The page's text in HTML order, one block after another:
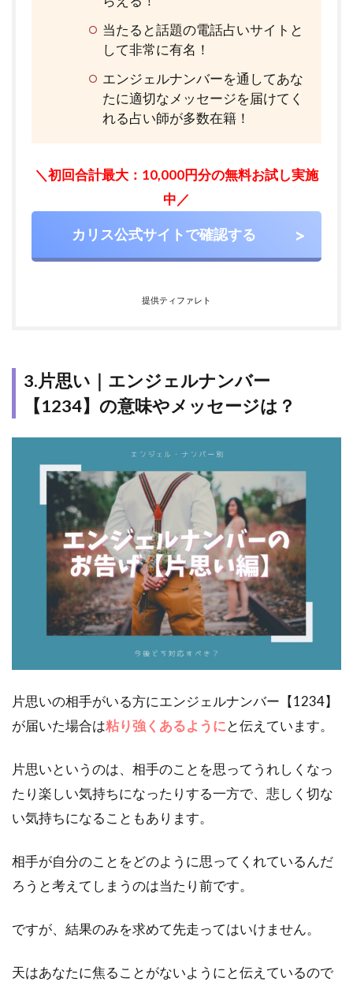
当たると話題の電話占いサイトと
して非常に有名！
エンジェルナンバーを通してあな
たに適切なメッセージを届けてく
れる占い師が多数在籍！
＼初回合計最大：10,000円分の無料お試し実施
中／
カリス公式サイトで確認する
提供ティファレト
3.片思い｜エンジェルナンバー
【1234】の意味やメッセージは？
片思いの相手がいる方にエンジェルナンバー【1234】
が届いた場合は粘り強くあるようにと伝えています。
片思いというのは、相手のことを思ってうれしくなっ
たり楽しい気持ちになったりする一方で、悲しく切な
い気持ちになることもあります。
相手が自分のことをどのように思ってくれているんだ
ろうと考えてしまうのは当たり前です。
ですが、結果のみを求めて先走ってはいけません。
天はあなたに焦ることがないようにと伝えているので